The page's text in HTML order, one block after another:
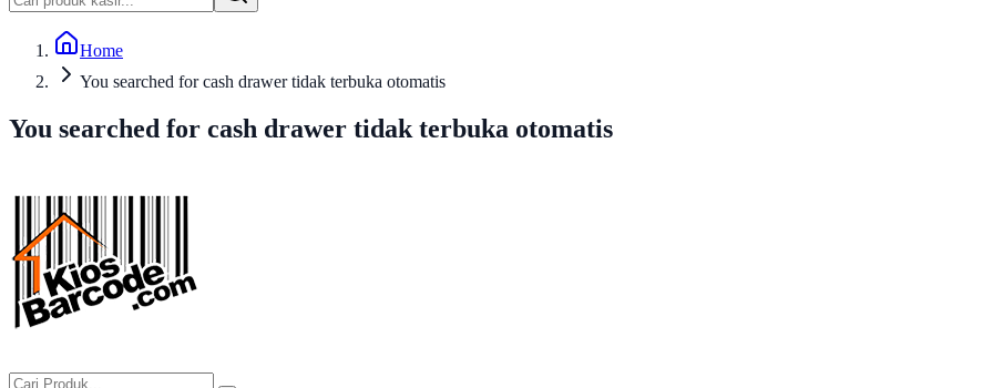
Home
You searched for cash drawer tidak terbuka otomatis
You searched for cash drawer tidak terbuka otomatis